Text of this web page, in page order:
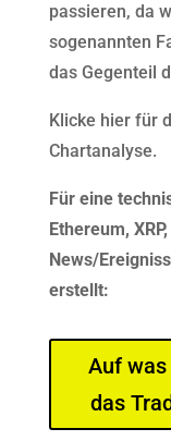
passieren, da
sogenannten
das Gegenteil
Klicke hier für
Chartanalyse.
Für eine
Ethereum,
News/
erstellt:
Auf
das